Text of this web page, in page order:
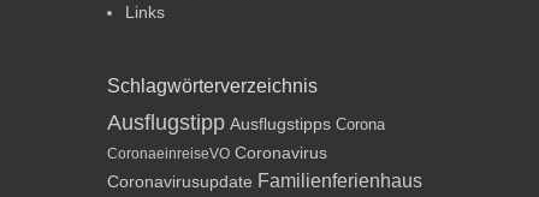
Links
Schlagwörterverzeichnis
Ausflugstipp Ausflugstipps Corona
CoronaeinreiseVO Coronavirus
Coronavirusupdate Familienferienhaus